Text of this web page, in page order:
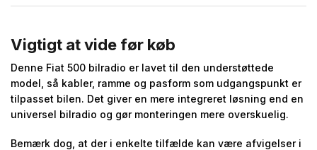
Vigtigt at vide før køb
Denne Fiat 500 bilradio er lavet til den understøttede
model, så kabler, ramme og pasform som udgangspunkt er
tilpasset bilen. Det giver en mere integreret løsning end en
universel bilradio og gør monteringen mere overskuelig.
Bemærk dog, at der i enkelte tilfælde kan være afvigelser i